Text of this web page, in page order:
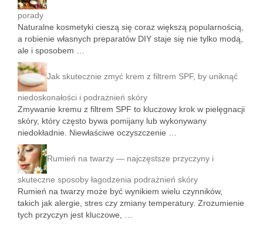
porady
Naturalne kosmetyki cieszą się coraz większą popularnością,
a robienie własnych preparatów DIY staje się nie tylko modą,
ale i sposobem …
Jak skutecznie zmyć krem z filtrem SPF, by uniknąć
niedoskonałości i podrażnień skóry
Zmywanie kremu z filtrem SPF to kluczowy krok w pielęgnacji
skóry, który często bywa pomijany lub wykonywany
niedokładnie. Niewłaściwe oczyszczenie …
Rumień na twarzy — najczęstsze przyczyny i
skuteczne sposoby łagodzenia podrażnień skóry
Rumień na twarzy może być wynikiem wielu czynników,
takich jak alergie, stres czy zmiany temperatury. Zrozumienie
tych przyczyn jest kluczowe, …